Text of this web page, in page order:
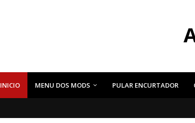
INICIO MENU DOS MODS PULAR ENCURTADOR